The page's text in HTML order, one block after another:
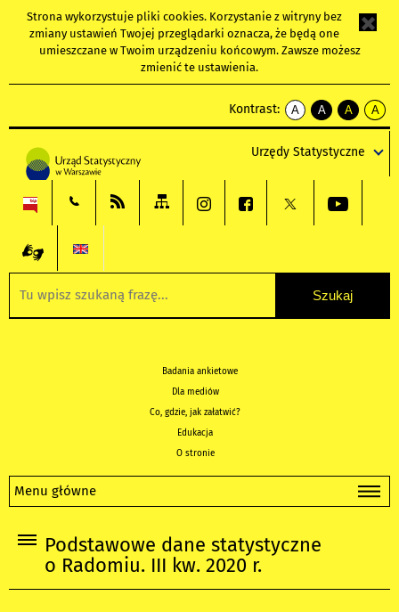
Strona wykorzystuje pliki cookies. Korzystanie z witryny bez
zmiany ustawień Twojej przeglądarki oznacza, że będą one
umieszczane w Twoim urządzeniu końcowym. Zawsze możesz
zmienić te ustawienia.
Kontrast:
A
kontrast
A
kontrast
tekst
czarnym
A
kontrast
tekst
czarnym
A
tekst
żółtym
Urzędy Statystyczne
Badania ankietowe
Dla mediów
Co, gdzie, jak załatwić?
Edukacja
O stronie
Menu główne
Podstawowe dane statystyczne
o Radomiu. III kw. 2020 r.